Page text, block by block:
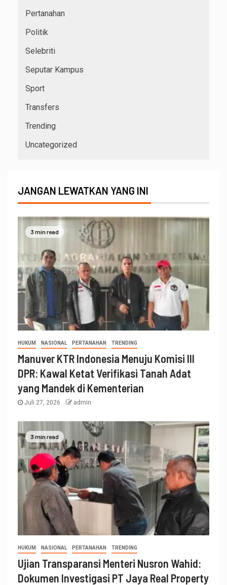
Pertanahan
Politik
Selebriti
Seputar Kampus
Sport
Transfers
Trending
Uncategorized
JANGAN LEWATKAN YANG INI
3 min read
HUKUM NASIONAL PERTANAHAN TRENDING
Manuver KTR Indonesia Menuju Komisi III
DPR: Kawal Ketat Verifikasi Tanah Adat
yang Mandek di Kementerian
Juli 27, 2026 admin
3 min read
HUKUM NASIONAL PERTANAHAN TRENDING
Ujian Transparansi Menteri Nusron Wahid:
Dokumen Investigasi PT Jaya Real Property